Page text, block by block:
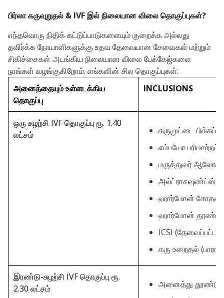
பிர்லா கருவுறுதல் & IVF இல் நிலையான விலை தொகுப்புகள்?
எந்தவொரு நிதிக் கட்டுப்பாடுகளையும் குறைக்க அல்லது
தவிர்க்க நோயாளிகளுக்கு உதவ தேவையான சேவைகள் மற்றும்
சிகிச்சைகள் அடங்கிய நிலையான விலை பேக்கேஜ்களை
நாங்கள் வழங்குகிறோம். எங்களின் சில தொகுப்புகள்:
அனைத்தையும் உள்ளடக்கிய
தொகுப்பு
INCLUSIONS
ஒரு சுழற்சி IVF தொகுப்பு ரூ. 1.40
லட்சம்
கருமுட்டை பிக்கப்
எம்பயோ பரிமாற்றம்
மருத்துவர்
அல்ட்ராசவுண்ட்ஸ்
ஹார்மோன்
ஹார்மோன்
ICSI
கரு உறைதல்
இரண்டு-சுழற்சி IVF தொகுப்பு ரூ.
2.30 லட்சம்
அனைத்து